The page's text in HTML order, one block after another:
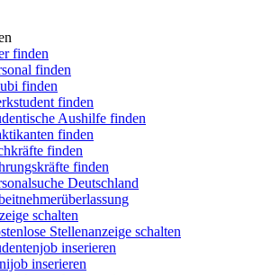
finden
finden
finden
finden
Aushilfe finden
finden
finden
finden
Deutschland
schalten
Stellenanzeige schalten
inserieren
inserieren